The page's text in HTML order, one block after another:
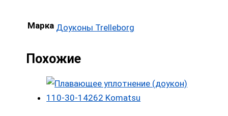
Марка Доуконы Trelleborg
Похожие